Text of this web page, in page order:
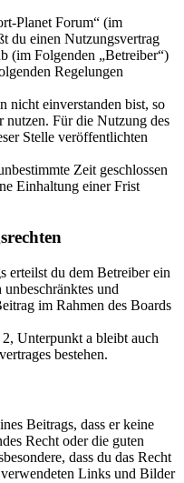
Planet Forum“ (im
du einen Nutzungsvertrag
(im Folgenden „Betreiber“)
Regelungen
nicht einverstanden bist, so
nutzen. Für die Nutzung des
Stelle veröffentlichten
Zeit geschlossen
Einhaltung einer Frist
erteilst du dem Betreiber ein
und
im Rahmen des Boards
Unterpunkt a bleibt auch
bestehen.
Beitrags, dass er keine
Recht oder die guten
dass du das Recht
Links und Bilder